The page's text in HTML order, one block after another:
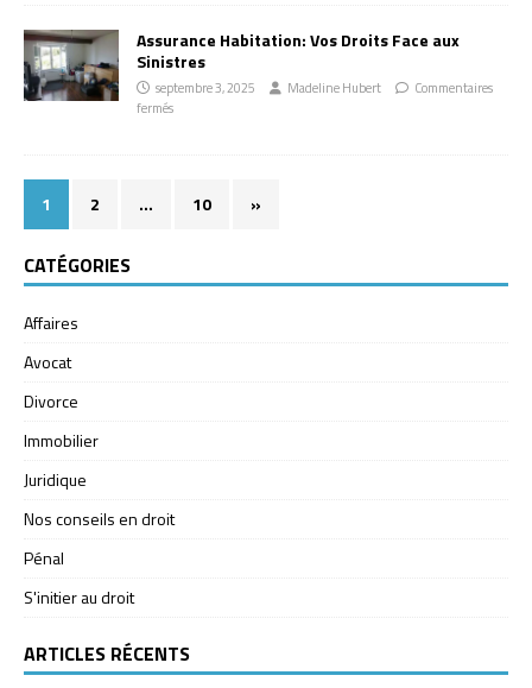
Assurance Habitation: Vos Droits Face aux
Sinistres
septembre 3, 2025 Madeline Hubert
Commentaires
fermés
1 2 … 10 »
CATÉGORIES
Affaires
Avocat
Divorce
Immobilier
Juridique
Nos conseils en droit
Pénal
S'initier au droit
ARTICLES RÉCENTS